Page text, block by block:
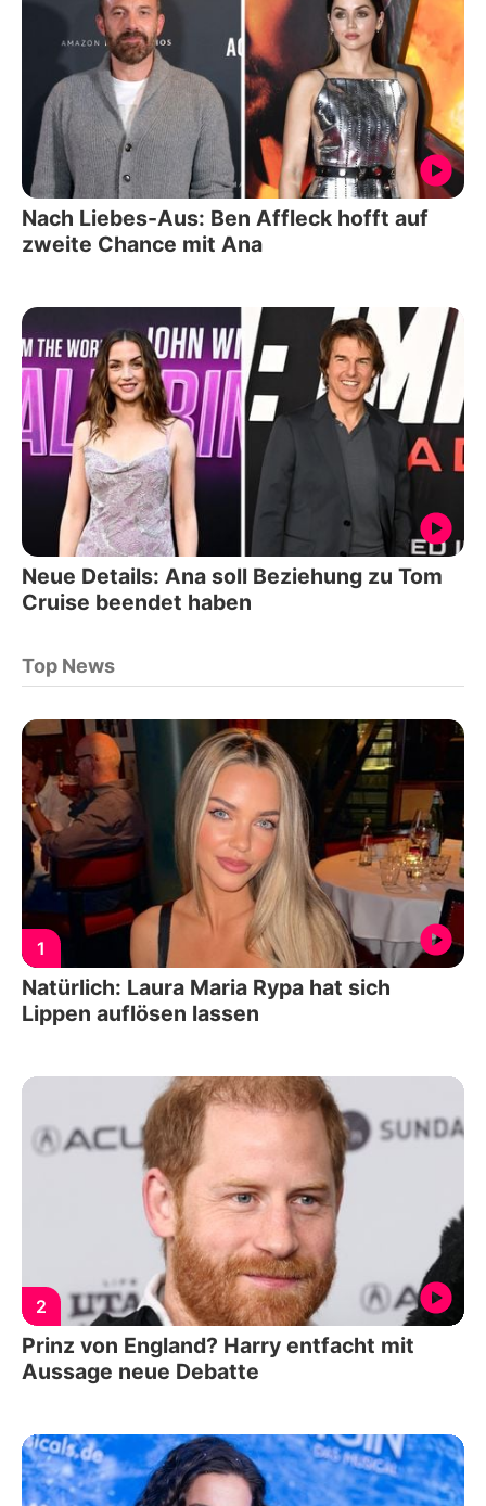
Nach Liebes-Aus: Ben Affleck hofft auf
zweite Chance mit Ana
Neue Details: Ana soll Beziehung zu Tom
Cruise beendet haben
Top News
1
Natürlich: Laura Maria Rypa hat sich
Lippen auflösen lassen
2
Prinz von England? Harry entfacht mit
Aussage neue Debatte